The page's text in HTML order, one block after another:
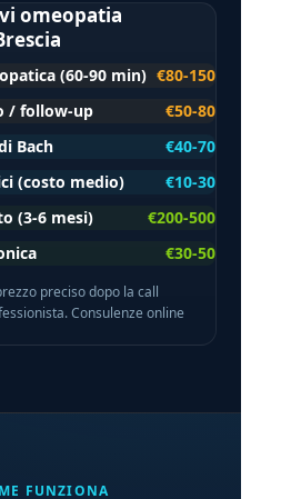
omeopatia
(60-90 min) €80-150
/ follow-up
€50-80
Bach
€40-70
(costo medio)
€10-30
(3-6 mesi)
€200-500
€30-50
preciso dopo la call
Consulenze online
FUNZIONA